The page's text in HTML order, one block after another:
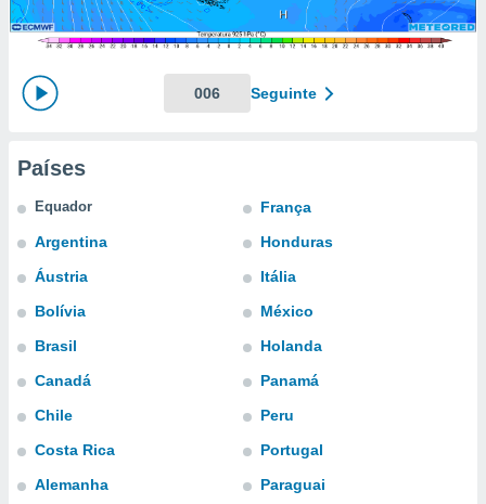
recolhidas
ou
permite-
a nossa
de alta
botão
ao
a
ou
o
como
lhe
CONFIGURAÇÕES
006 Seguinte
Países
Equador
Argentina
Áustria
Bolívia
Brasil
Canadá
Chile
Costa Rica
Alemanha
França
Honduras
Itália
México
Holanda
Panamá
Peru
Portugal
Paraguai